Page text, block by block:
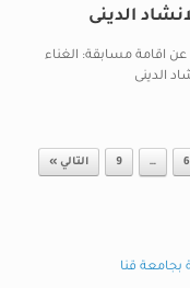
الدينى
عن اقامة مسابقة: الغناء
الدينى
6
…
9 التالي »